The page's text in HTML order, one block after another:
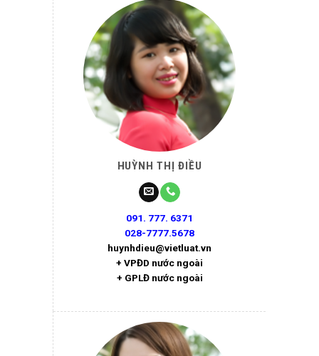
HUỲNH THỊ ĐIỀU
091. 777. 6371
028-7777.5678
huynhdieu@vietluat.vn
+ VPĐD nước ngoài
+ GPLĐ nước ngoài